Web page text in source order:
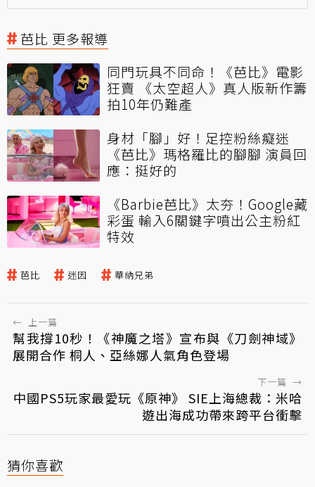
芭比 更多報導
同門玩具不同命！《芭比》電影
狂賣 《太空超人》真人版新作籌
拍10年仍難產
身材「腳」好！足控粉絲癡迷
《芭比》瑪格羅比的腳腳 演員回
應：挺好的
《Barbie芭比》太夯！Google藏
彩蛋 輸入6關鍵字噴出公主粉紅
特效
芭比 迷因 華納兄弟
← 上一篇
幫我撐10秒！《神魔之塔》宣布與《刀劍神域》
展開合作 桐人、亞絲娜人氣角色登場
下一篇 →
中國PS5玩家最愛玩《原神》 SIE上海總裁：米哈
遊出海成功帶來跨平台衝擊
猜你喜歡